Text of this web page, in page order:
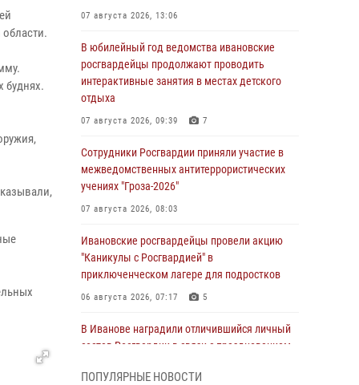
буднях.
07 августа 2026, 13:06
В юбилейный год ведомства ивановские
росгвардейцы продолжают проводить
интерактивные занятия в местах детского
отдыха
07 августа 2026, 09:39 7
Сотрудники Росгвардии приняли участие в
межведомственных антитеррористических
учениях "Гроза-2026"
07 августа 2026, 08:03
Ивановские росгвардейцы провели акцию
"Каникулы с Росгвардией" в
приключенческом лагере для подростков
06 августа 2026, 07:17 5
В Иванове наградили отличившийся личный
состав Росгвардии в связи с празднованием
ПОПУЛЯРНЫЕ НОВОСТИ